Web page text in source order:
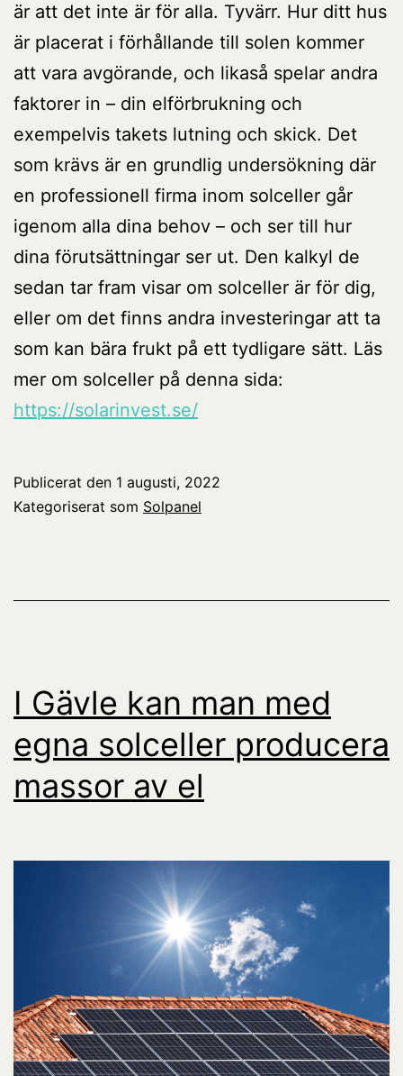
är att det inte är för alla. Tyvärr. Hur ditt hus
är placerat i förhållande till solen kommer
att vara avgörande, och likaså spelar andra
faktorer in – din elförbrukning och
exempelvis takets lutning och skick. Det
som krävs är en grundlig undersökning där
en professionell firma inom solceller går
igenom alla dina behov – och ser till hur
dina förutsättningar ser ut. Den kalkyl de
sedan tar fram visar om solceller är för dig,
eller om det finns andra investeringar att ta
som kan bära frukt på ett tydligare sätt. Läs
mer om solceller på denna sida:
https://solarinvest.se/
Publicerat den 1 augusti, 2022
Kategoriserat som Solpanel
I Gävle kan man med
egna solceller producera
massor av el